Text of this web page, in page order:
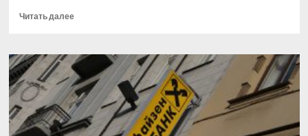
Читать далееПрочитать
Кто
готов
отнести
свои
доллары
в
банк